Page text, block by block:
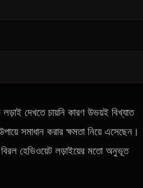
দেখতে চায়নি কারণ উভয়ই বিখ্যাত
সমাধান করার ক্ষমতা নিয়ে এসেছেন।
হেভিওয়েট লড়াইয়ের মতো অনুভূত